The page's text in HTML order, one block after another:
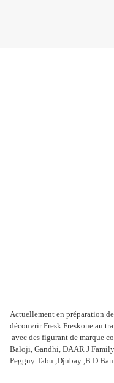
Actuellement en préparation
découvrir Fresk Freskone au
avec des figurant de marque
Baloji, Gandhi, DAAR J
Pegguy Tabu ,Djubay ,B.D